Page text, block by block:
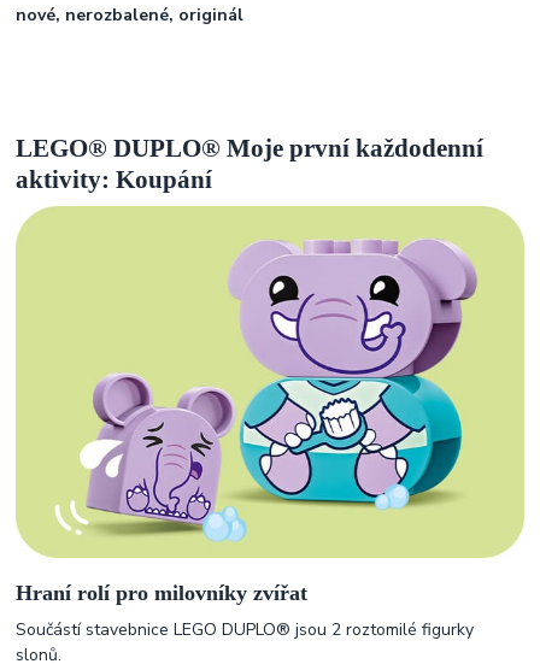
nové, nerozbalené, originál
LEGO® DUPLO® Moje první každodenní
aktivity: Koupání
Hraní rolí pro milovníky zvířat
Součástí stavebnice LEGO DUPLO® jsou 2 roztomilé figurky
slonů.